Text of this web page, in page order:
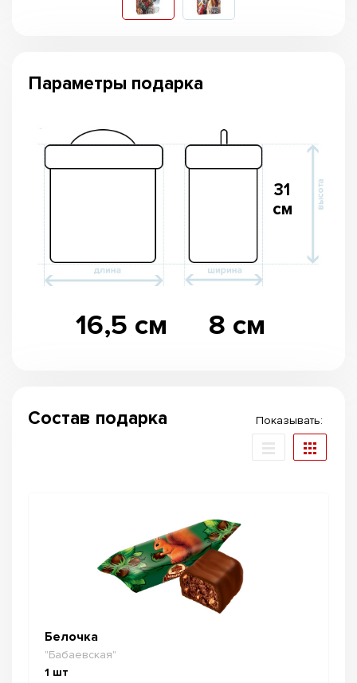
Параметры подарка
16,5 см 8 см
31
см
Состав подарка Показывать:
Белочка
"Бабаевская"
1 шт